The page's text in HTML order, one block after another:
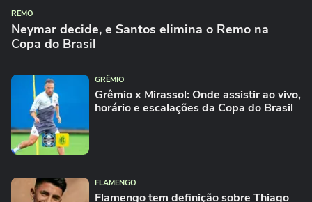
REMO
Neymar decide, e Santos elimina o Remo na
Copa do Brasil
GRÊMIO
Grêmio x Mirassol: Onde assistir ao vivo,
horário e escalações da Copa do Brasil
FLAMENGO
Flamengo tem definição sobre Thiago